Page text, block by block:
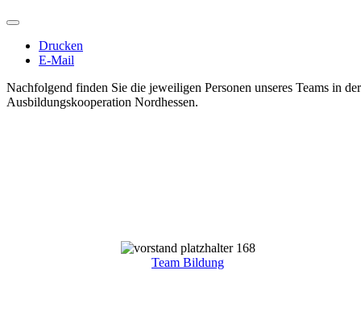
Drucken
E-Mail
Nachfolgend finden Sie die jeweiligen Personen unseres Teams in der
Ausbildungskooperation Nordhessen.
Team Bildung